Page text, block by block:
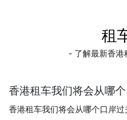
租
- 了解最新香
香港租车我们将会从哪个
香港租车我们将会从哪个口岸